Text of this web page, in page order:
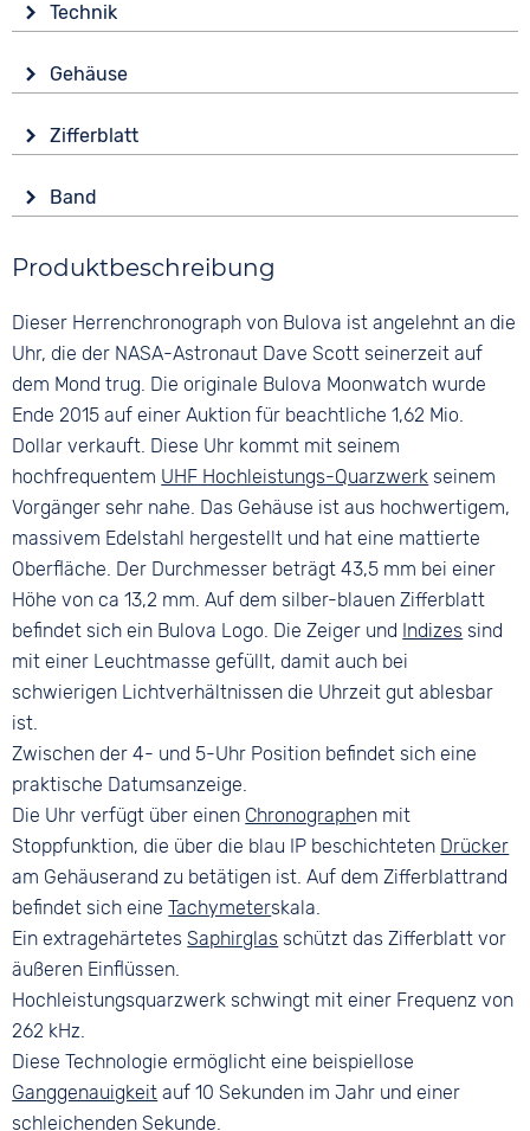
Technik
Batterie (Quarz)
Funktionen
Datumsanzeige
Stoppuhr
5 bar
Gehäuse
Saphirglas
Form
Tonneau/Oval
Material
Farbe
Silber
Zifferblatt
Analog
Silber
Ziffern
Keine
Band
Silber
Leder
Edelstahl
Bandschließe
Dornschließe
Produktbeschreibung
Dieser Herrenchronograph von Bulova ist angelehnt an die
Uhr, die der NASA-Astronaut Dave Scott seinerzeit auf
dem Mond trug. Die originale Bulova Moonwatch wurde
Ende 2015 auf einer Auktion für beachtliche 1,62 Mio.
Dollar verkauft. Diese Uhr kommt mit seinem
hochfrequentem UHF Hochleistungs-Quarzwerk seinem
Vorgänger sehr nahe. Das Gehäuse ist aus hochwertigem,
massivem Edelstahl hergestellt und hat eine mattierte
Oberfläche. Der Durchmesser beträgt 43,5 mm bei einer
Höhe von ca 13,2 mm. Auf dem silber-blauen Zifferblatt
befindet sich ein Bulova Logo. Die Zeiger und Indizes sind
mit einer Leuchtmasse gefüllt, damit auch bei
schwierigen Lichtverhältnissen die Uhrzeit gut ablesbar
ist.
Zwischen der 4- und 5-Uhr Position befindet sich eine
praktische Datumsanzeige.
Die Uhr verfügt über einen Chronographen mit
Stoppfunktion, die über die blau IP beschichteten Drücker
am Gehäuserand zu betätigen ist. Auf dem Zifferblattrand
befindet sich eineTachymeterskala.
Ein extragehärtetesSaphirglas schützt das Zifferblatt vor
äußeren Einflüssen.
Hochleistungsquarzwerk schwingt mit einer Frequenz von
262 kHz.
Diese Technologie ermöglicht eine beispiellose
Ganggenauigkeit auf 10 Sekunden im Jahr und einer
schleichenden Sekunde.